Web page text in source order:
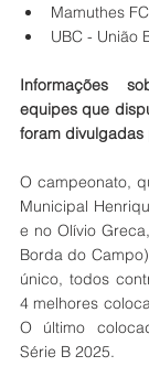
Mamuthes FC
UBC - União
Informações
equipes que
foram divulgadas
O campeonato,
Municipal
e no Olívio
Borda do
único, todos
4 melhores
O último
Série B 2025.